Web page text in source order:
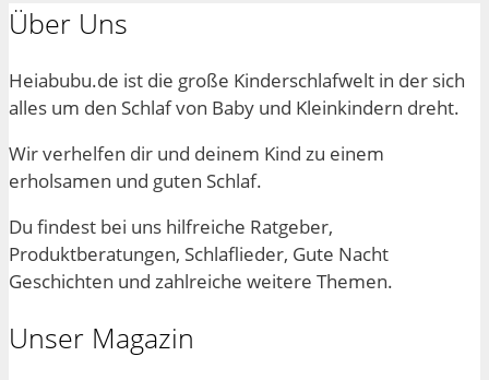
Über Uns
Heiabubu.de ist die große Kinderschlafwelt in der sich
alles um den Schlaf von Baby und Kleinkindern dreht.
Wir verhelfen dir und deinem Kind zu einem
erholsamen und guten Schlaf.
Du findest bei uns hilfreiche Ratgeber,
Produktberatungen, Schlaflieder, Gute Nacht
Geschichten und zahlreiche weitere Themen.
Unser Magazin